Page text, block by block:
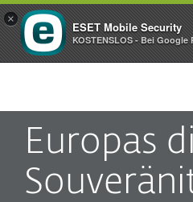
Europas
×
ESET Mobile Security
KOSTENSLOS - Bei Google